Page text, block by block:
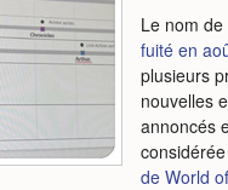
Le nom
fuité en
plusieurs
nouvelles
annoncés
de World